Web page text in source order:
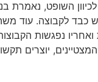
השופט, נאמרת
כבד לקבוצה. עוד
ב-80 דקות ואחריו
יוצרים